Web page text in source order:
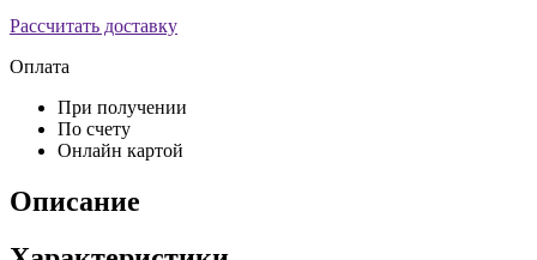
Рассчитать доставку
Оплата
При получении
По счету
Онлайн картой
Описание